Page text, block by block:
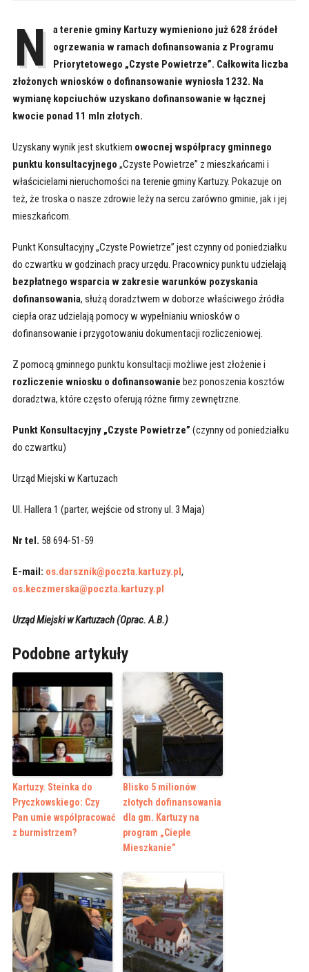
N
a terenie gminy Kartuzy wymieniono już 628 źródeł
ogrzewania w ramach dofinansowania z Programu
Priorytetowego „Czyste Powietrze”. Całkowita liczba
złożonych wniosków o dofinansowanie wyniosła 1232. Na
wymianę kopciuchów uzyskano dofinansowanie w łącznej
kwocie ponad 11 mln złotych.
Uzyskany wynik jest skutkiem owocnej współpracy gminnego
punktu konsultacyjnego „Czyste Powietrze” z mieszkańcami i
właścicielami nieruchomości na terenie gminy Kartuzy. Pokazuje on
też, że troska o nasze zdrowie leży na sercu zarówno gminie, jak i jej
mieszkańcom.
Punkt Konsultacyjny „Czyste Powietrze” jest czynny od poniedziałku
do czwartku w godzinach pracy urzędu. Pracownicy punktu udzielają
bezpłatnego wsparcia w zakresie warunków pozyskania
dofinansowania, służą doradztwem w doborze właściwego źródła
ciepła oraz udzielają pomocy w wypełnianiu wniosków o
dofinansowanie i przygotowaniu dokumentacji rozliczeniowej.
Z pomocą gminnego punktu konsultacji możliwe jest złożenie i
rozliczenie wniosku o dofinansowanie bez ponoszenia kosztów
doradztwa, które często oferują różne firmy zewnętrzne.
Punkt Konsultacyjny „Czyste Powietrze” (czynny od poniedziałku
do czwartku)
Urząd Miejski w Kartuzach
Ul. Hallera 1 (parter, wejście od strony ul. 3 Maja)
Nr tel. 58 694-51-59
E-mail: os.darsznik@poczta.kartuzy.pl,
os.keczmerska@poczta.kartuzy.pl
Urząd Miejski w Kartuzach (Oprac. A.B.)
Podobne artykuły
Kartuzy. Steinka do
Pryczkowskiego: Czy
Pan umie współpracować
z burmistrzem?
Blisko 5 milionów
złotych dofinansowania
dla gm. Kartuzy na
program „Ciepłe
Mieszkanie”